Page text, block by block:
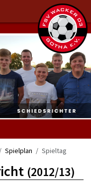
Spielplan Spieltag
(2012/13)